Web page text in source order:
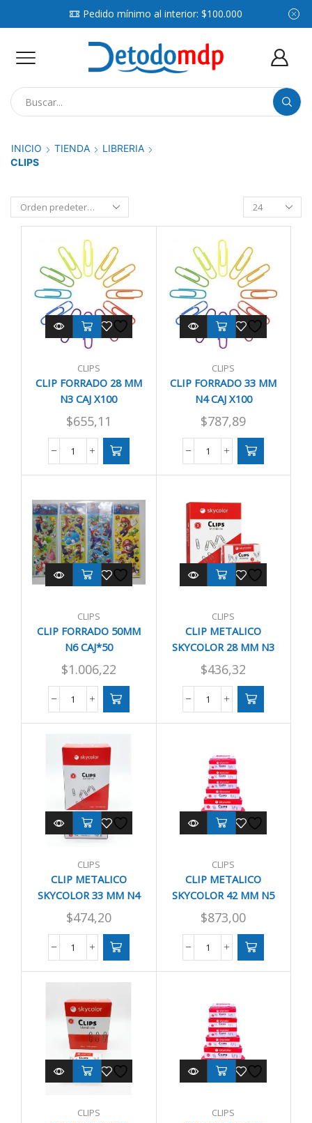
Consultá por compras mayoristas WhatsApp
INICIO TIENDA
LIBRERIA
CLIPS
Productos
por
pagina
CLIPS
CLIP FORRADO 28 MM
N3 CAJ X100
$655,11
CLIP
N3
CAJ
X100
cantidad
CLIPS
CLIP FORRADO 33 MM
N4 CAJ X100
$787,89
CLIP
N4
CAJ
X100
cantidad
CLIPS
CLIP FORRADO 50MM
N6 CAJ*50
$1.006,22
CLIP
N6
CAJ*50
cantidad
CLIPS
CLIP METALICO
SKYCOLOR 28 MM N3
CAJ X100
$436,32
CLIP
MM
N3
CAJ
X100
cantidad
CLIPS
CLIP METALICO
SKYCOLOR 33 MM N4
CAJ X100
$474,20
CLIP
MM
N4
CAJ
X100
cantidad
CLIPS
CLIP METALICO
SKYCOLOR 42 MM N5
CAJ X50
$873,00
CLIP
MM
N5
CAJ
X50
cantidad
CLIPS CLIPS